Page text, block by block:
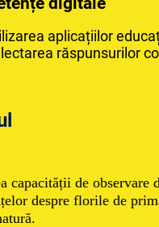
aplicațiilor
răspunsurilor
capacității de observare
despre florile de